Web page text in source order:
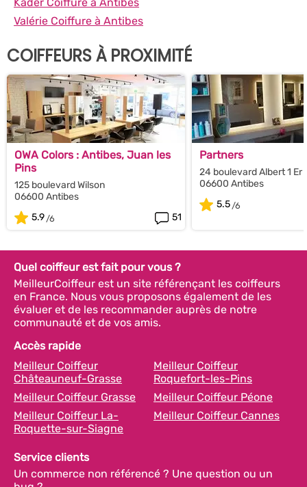
Valérie Coiffure à Antibes
COIFFEURS À PROXIMITÉ
OWA Colors : Antibes, Juan les
Pins
125 boulevard Wilson
06600 Antibes
5.9
51
Partners
24 boulevard Albert 1 Er
06600 Antibes
5.5
Quel coiffeur est fait pour vous ?
MeilleurCoiffeur est un site référençant les coiffeurs
en France. Nous vous proposons également de les
évaluer et de les recommander auprès de notre
communauté et de vos amis.
Accès rapide
Meilleur Coiffeur
Châteauneuf-Grasse
Meilleur Coiffeur
Roquefort-les-Pins
Meilleur Coiffeur Grasse
Meilleur Coiffeur Péone
Meilleur Coiffeur La-
Roquette-sur-Siagne
Meilleur Coiffeur Cannes
Service clients
Un commerce non référencé ? Une question ou un